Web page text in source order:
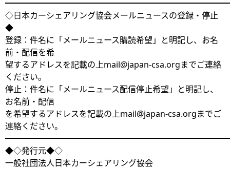
◇日本カーシェアリング協会メールニュースの登録・停止
◆
登録：件名に「メールニュース購読希望」と明記し、お名
前・配信を希
望するアドレスを記載の上mail@japan-csa.orgまでご連絡
ください。
停止：件名に「メールニュース配信停止希望」と明記し、
お名前・配信
を希望するアドレスを記載の上mail@japan-csa.orgまでご
連絡ください。
◆◇発行元◆◇
一般社団法人日本カーシェアリング協会